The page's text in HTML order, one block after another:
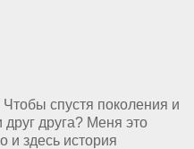
Чтобы спустя поколения и
друга? Меня это
и здесь история